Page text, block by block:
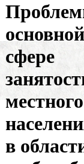
основной
сфере
местного
в